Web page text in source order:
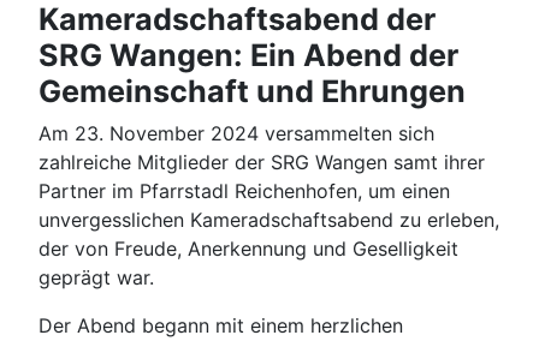
Kameradschaftsabend der
SRG Wangen: Ein Abend der
Gemeinschaft und Ehrungen
Am 23. November 2024 versammelten sich
zahlreiche Mitglieder der SRG Wangen samt ihrer
Partner im Pfarrstadl Reichenhofen, um einen
unvergesslichen Kameradschaftsabend zu erleben,
der von Freude, Anerkennung und Geselligkeit
geprägt war.
Der Abend begann mit einem herzlichen